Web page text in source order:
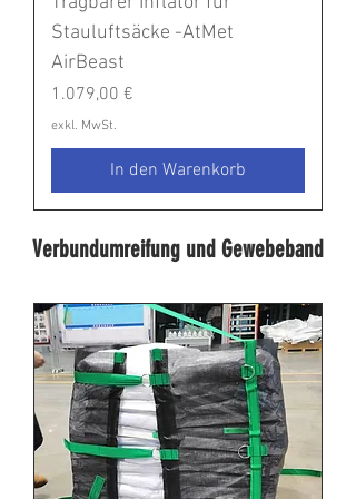
Stauluftsäcke -AtMet
AirBeast
Preis
1.079,00 €
exkl. MwSt.
In den Warenkorb
Verbundumreifung und Gewebeband